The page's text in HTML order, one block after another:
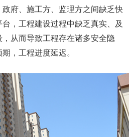
府、施工方、监理方之间缺乏快
，工程建设过程中缺乏真实、及
从而导致工程存在诸多安全隐
，工程进度延迟。